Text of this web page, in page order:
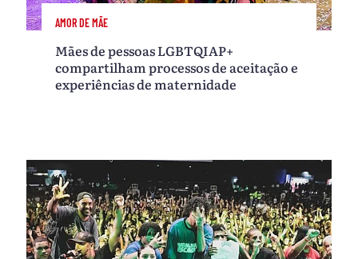
AMOR DE MÃE
Mães de pessoas LGBTQIAP+
compartilham processos de aceitação e
experiências de maternidade